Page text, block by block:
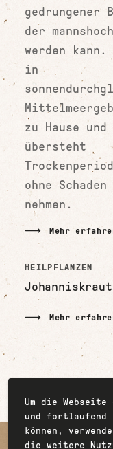
gedrungener
der mannshoch
werden
in
zu Hause und
übersteht
ohne Schaden
nehmen.
Mehr
HEILPFLANZEN
Johanniskraut
Mehr
Copyright © 2026
Um die
und fortlaufend
können,
die weitere